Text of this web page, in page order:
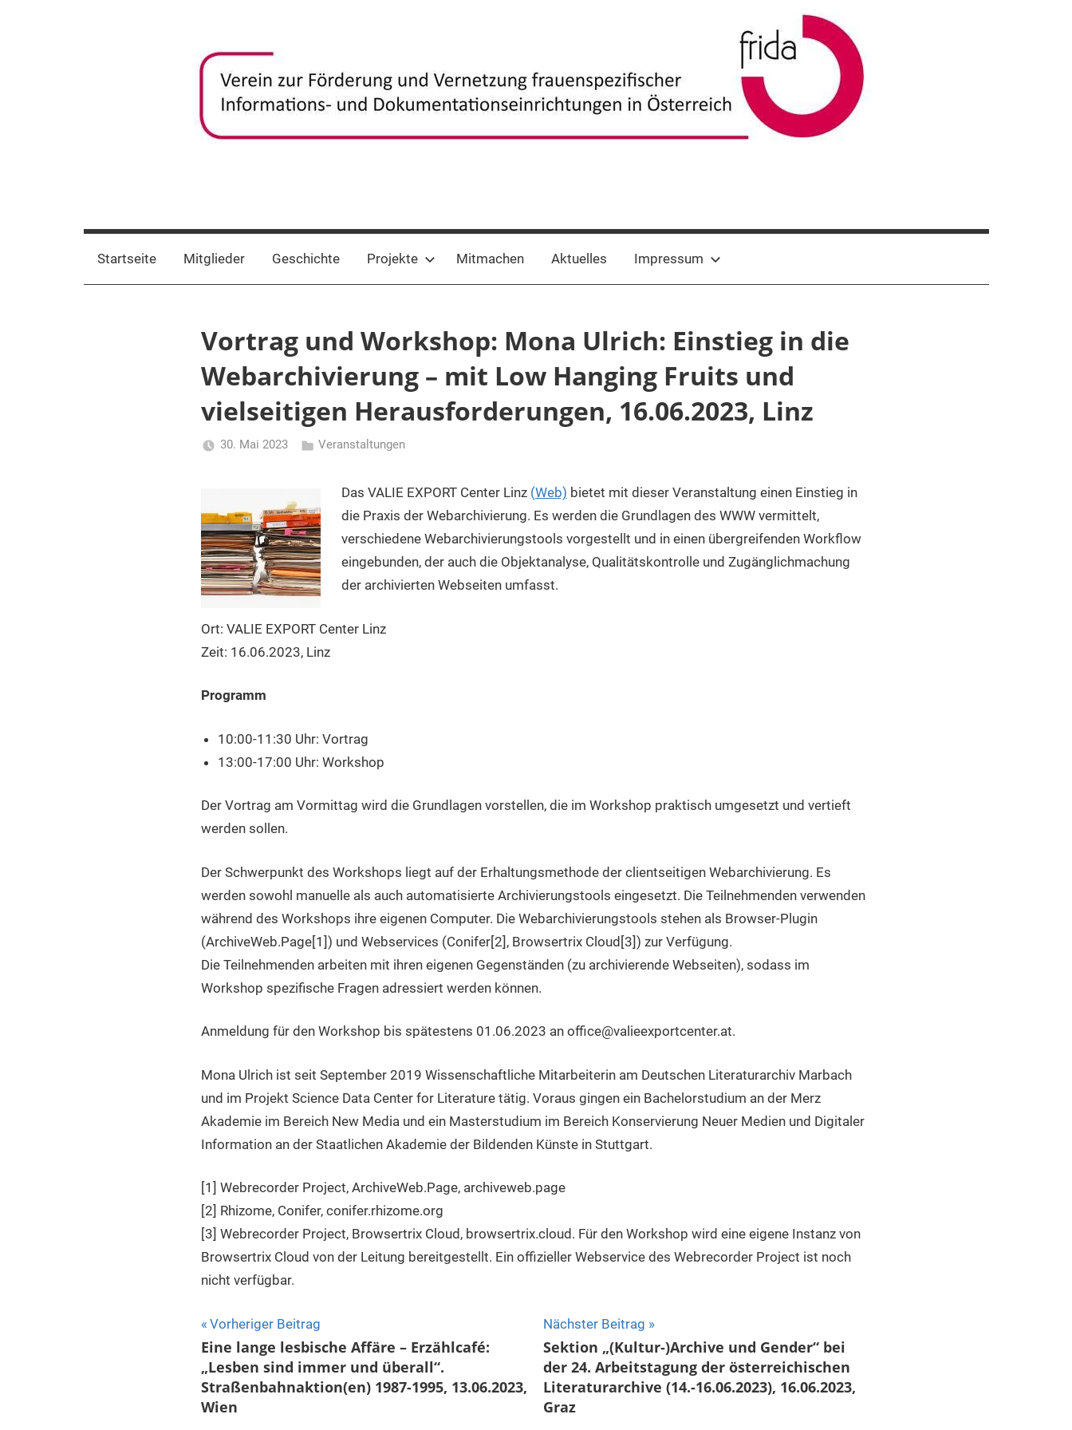
frida-
verein
zur
Förderung
Dokumentationseinrichtungen
Startseite Mitglieder Geschichte Projekte Mitmachen Aktuelles Impressum
Vortrag und Workshop: Mona Ulrich: Einstieg in die
Webarchivierung – mit Low Hanging Fruits und
vielseitigen Herausforderungen, 16.06.2023, Linz
30. Mai 2023
Gerhalter
Veranstaltungen
Das VALIE EXPORT Center Linz (Web) bietet mit dieser Veranstaltung einen Einstieg in
die Praxis der Webarchivierung. Es werden die Grundlagen des WWW vermittelt,
verschiedene Webarchivierungstools vorgestellt und in einen übergreifenden Workflow
eingebunden, der auch die Objektanalyse, Qualitätskontrolle und Zugänglichmachung
der archivierten Webseiten umfasst.
Ort: VALIE EXPORT Center Linz
Zeit: 16.06.2023, Linz
Programm
10:00-11:30 Uhr: Vortrag
13:00-17:00 Uhr: Workshop
Der Vortrag am Vormittag wird die Grundlagen vorstellen, die im Workshop praktisch umgesetzt und vertieft
werden sollen.
Der Schwerpunkt des Workshops liegt auf der Erhaltungsmethode der clientseitigen Webarchivierung. Es
werden sowohl manuelle als auch automatisierte Archivierungstools eingesetzt. Die Teilnehmenden verwenden
während des Workshops ihre eigenen Computer. Die Webarchivierungstools stehen als Browser-Plugin
(ArchiveWeb.Page[1]) und Webservices (Conifer[2], Browsertrix Cloud[3]) zur Verfügung.
Die Teilnehmenden arbeiten mit ihren eigenen Gegenständen (zu archivierende Webseiten), sodass im
Workshop spezifische Fragen adressiert werden können.
Anmeldung für den Workshop bis spätestens 01.06.2023 an office@valieexportcenter.at.
Mona Ulrich ist seit September 2019 Wissenschaftliche Mitarbeiterin am Deutschen Literaturarchiv Marbach
und im Projekt Science Data Center for Literature tätig. Voraus gingen ein Bachelorstudium an der Merz
Akademie im Bereich New Media und ein Masterstudium im Bereich Konservierung Neuer Medien und Digitaler
Information an der Staatlichen Akademie der Bildenden Künste in Stuttgart.
[1] Webrecorder Project, ArchiveWeb.Page, archiveweb.page
[2] Rhizome, Conifer, conifer.rhizome.org
[3] Webrecorder Project, Browsertrix Cloud, browsertrix.cloud. Für den Workshop wird eine eigene Instanz von
Browsertrix Cloud von der Leitung bereitgestellt. Ein offizieller Webservice des Webrecorder Project ist noch
nicht verfügbar.
Beitragsnavigation
Vorheriger Beitrag
Eine lange lesbische Affäre – Erzählcafé:
„Lesben sind immer und überall“.
Straßenbahnaktion(en) 1987-1995, 13.06.2023,
Wien
Nächster Beitrag
Sektion „(Kultur-)Archive und Gender“ bei
der 24. Arbeitstagung der österreichischen
Literaturarchive (14.-16.06.2023), 16.06.2023,
Graz